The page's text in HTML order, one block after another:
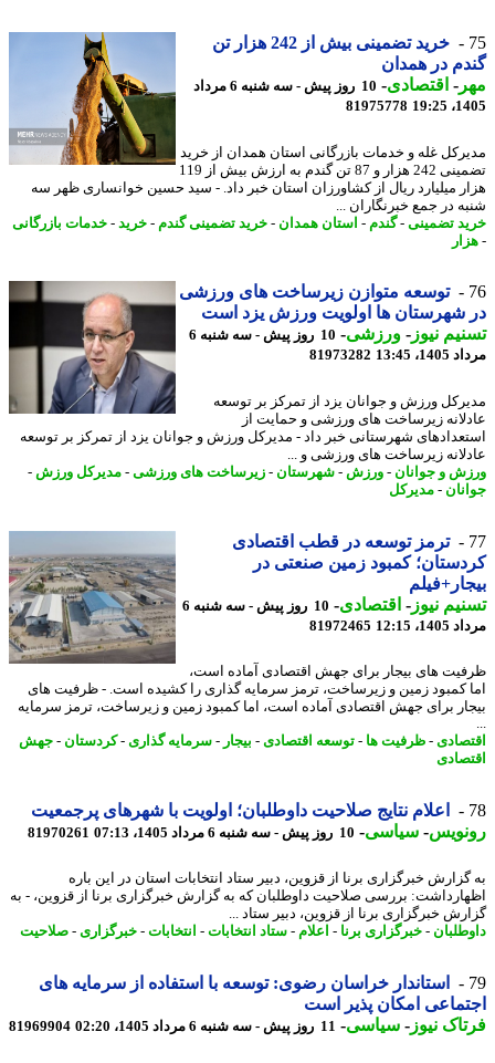
خرید تضمینی بیش از 242 هزار تن
در همدان
-اقتصادی-
10 روز پیش - سه شنبه 6 مرداد
81975778
غله و خدمات بازرگانی استان همدان از خرید
تضمینی 242 هزار و 87 تن گندم به ارزش بیش از 119
میلیارد ریال از کشاورزان استان خبر داد. - سید حسین خوانساری ظهر سه
در جمع خبرنگاران ...
تضمینی-گندم-استان همدان- خرید تضمینی گندم-خرید- خدمات بازرگانی
توسعه متوازن زیرساخت های ورزشی
شهرستان ها اولویت ورزش یزد است
نیوز-ورزشی-
10 روز پیش - سه شنبه 6
13:45
81973282
ورزش و جوانان یزد از تمرکز بر توسعه
زیرساخت های ورزشی و حمایت از
شهرستانی خبر داد - مدیرکل ورزش و جوانان یزد از تمرکز بر توسعه
زیرساخت های ورزشی و ...
و جوانان-ورزش -شهرستان-زیرساخت های ورزشی -مدیرکل ورزش -
-مدیرکل
ترمز توسعه در قطب اقتصادی
کمبود زمین صنعتی در
نیوز-اقتصادی-
10 روز پیش - سه شنبه 6
12:15
81972465
های بیجار برای جهش اقتصادی آماده است،
کمبود زمین و زیرساخت، ترمز سرمایه گذاری را کشیده است. - ظرفیت های
برای جهش اقتصادی آماده است، اما کمبود زمین و زیرساخت، ترمز سرمایه
-ظرفیت ها- توسعه اقتصادی-بیجار-سرمایه گذاری- کردستان-جهش
اعلام نتایج صلاحیت داوطلبان؛ اولویت با شهرهای پرجمعیت
-سیاسی-10 روز پیش - سه شنبه 6 مرداد 1405، 07:13 81970261
خبرگزاری برنا از قزوین، دبیر ستاد انتخابات استان در این باره
بررسی صلاحیت داوطلبان که به گزارش خبرگزاری برنا از قزوین، - به
خبرگزاری برنا از قزوین، دبیر ستاد ...
-خبرگزاری برنا-اعلام -ستاد انتخابات-انتخابات-خبرگزاری - صلاحیت
استاندار خراسان رضوی: توسعه با استفاده از سرمایه های
امکان پذیر است
نیوز-سیاسی-11 روز پیش - سه شنبه 6 مرداد 1405، 02:20 81969904